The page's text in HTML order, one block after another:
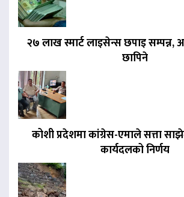
२७ लाख स्मार्ट लाइसेन्स छपाइ सम्पन्न,
छापिने
कोशी प्रदेशमा कांग्रेस-एमाले सत्ता
कार्यदलको निर्णय